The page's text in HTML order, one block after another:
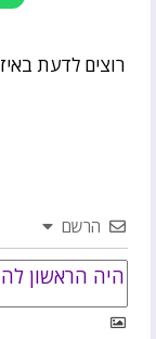
רוצים לדעת
הרשם